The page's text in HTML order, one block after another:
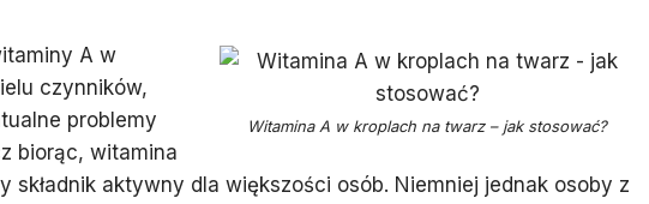
Witamina A w kroplach na twarz – jak stosować?
A w
czynników,
problemy
biorąc, witamina
składnik aktywny dla większości osób. Niemniej jednak osoby z